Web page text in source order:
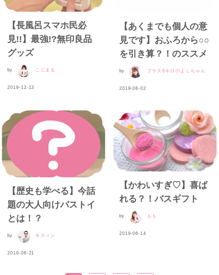
【長風呂スマホ民必
見!!】最強!?無印良品
グッズ
by こじまる
2019-12-13
【あくまでも個人の意
見です】おふろから○○
を引き算？！のススメ
by プラス6キロのよしちゃん
2019-08-02
【歴史も学べる】今話
題の大人向けバストイ
とは！？
by キスィン
2019-06-21
【かわいすぎ♡】喜ば
れる？！バスギフト
by もも
2019-06-14